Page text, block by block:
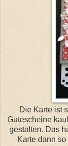
Die Karte ist
Gutescheine
gestalten. Das
Karte dann